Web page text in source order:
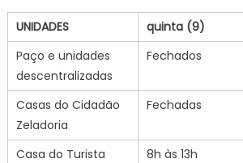
UNIDADES quinta (9)
Paço e unidades
descentralizadas
Fechados
Casas do Cidadão
Zeladoria
Fechadas
Casa do Turista 8h às 13h